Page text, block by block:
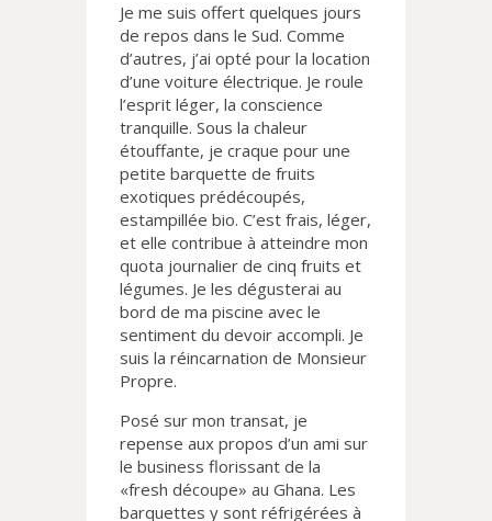
Je me suis offert quelques jours
de repos dans le Sud. Comme
d’autres, j’ai opté pour la location
d’une voiture électrique. Je roule
l’esprit léger, la conscience
tranquille. Sous la chaleur
étouffante, je craque pour une
petite barquette de fruits
exotiques prédécoupés,
estampillée bio. C’est frais, léger,
et elle contribue à atteindre mon
quota journalier de cinq fruits et
légumes. Je les dégusterai au
bord de ma piscine avec le
sentiment du devoir accompli. Je
suis la réincarnation de Monsieur
Propre.
Posé sur mon transat, je
repense aux propos d’un ami sur
le business florissant de la
«fresh découpe» au Ghana. Les
barquettes y sont réfrigérées à